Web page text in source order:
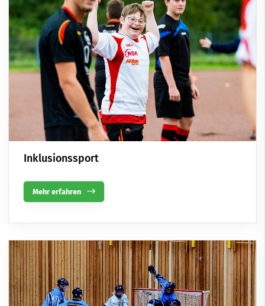
Inklusionssport
Mehr erfahren